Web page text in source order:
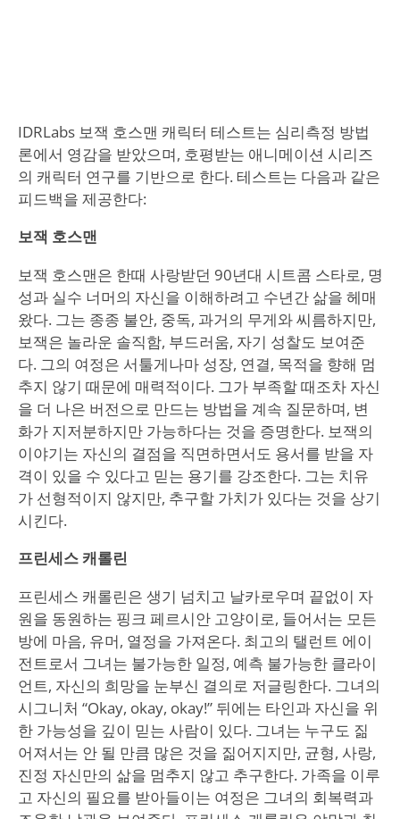
IDRLabs 보잭 호스맨 캐릭터 테스트는 심리측정 방법
론에서 영감을 받았으며, 호평받는 애니메이션 시리즈
의 캐릭터 연구를 기반으로 한다. 테스트는 다음과 같은
피드백을 제공한다:
보잭 호스맨
보잭 호스맨은 한때 사랑받던 90년대 시트콤 스타로, 명
성과 실수 너머의 자신을 이해하려고 수년간 삶을 헤매
왔다. 그는 종종 불안, 중독, 과거의 무게와 씨름하지만,
보잭은 놀라운 솔직함, 부드러움, 자기 성찰도 보여준
다. 그의 여정은 서툴게나마 성장, 연결, 목적을 향해 멈
추지 않기 때문에 매력적이다. 그가 부족할 때조차 자신
을 더 나은 버전으로 만드는 방법을 계속 질문하며, 변
화가 지저분하지만 가능하다는 것을 증명한다. 보잭의
이야기는 자신의 결점을 직면하면서도 용서를 받을 자
격이 있을 수 있다고 믿는 용기를 강조한다. 그는 치유
가 선형적이지 않지만, 추구할 가치가 있다는 것을 상기
시킨다.
프린세스 캐롤린
프린세스 캐롤린은 생기 넘치고 날카로우며 끝없이 자
원을 동원하는 핑크 페르시안 고양이로, 들어서는 모든
방에 마음, 유머, 열정을 가져온다. 최고의 탤런트 에이
전트로서 그녀는 불가능한 일정, 예측 불가능한 클라이
언트, 자신의 희망을 눈부신 결의로 저글링한다. 그녀의
시그니처 “Okay, okay, okay!” 뒤에는 타인과 자신을 위
한 가능성을 깊이 믿는 사람이 있다. 그녀는 누구도 짊
어져서는 안 될 만큼 많은 것을 짊어지지만, 균형, 사랑,
진정 자신만의 삶을 멈추지 않고 추구한다. 가족을 이루
고 자신의 필요를 받아들이는 여정은 그녀의 회복력과